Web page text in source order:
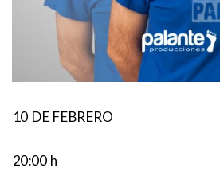
10 DE FEBRERO
20:00 h